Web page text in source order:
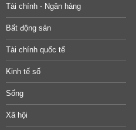
Tài chính - Ngân hàng
Bất động sản
Tài chính quốc tế
Kinh tế số
Sống
Xã hội